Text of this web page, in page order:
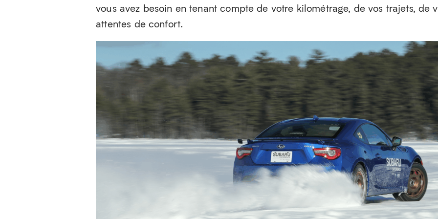
vous avez besoin en tenant compte de votre kilométrage, de vos trajets, de
attentes de confort.